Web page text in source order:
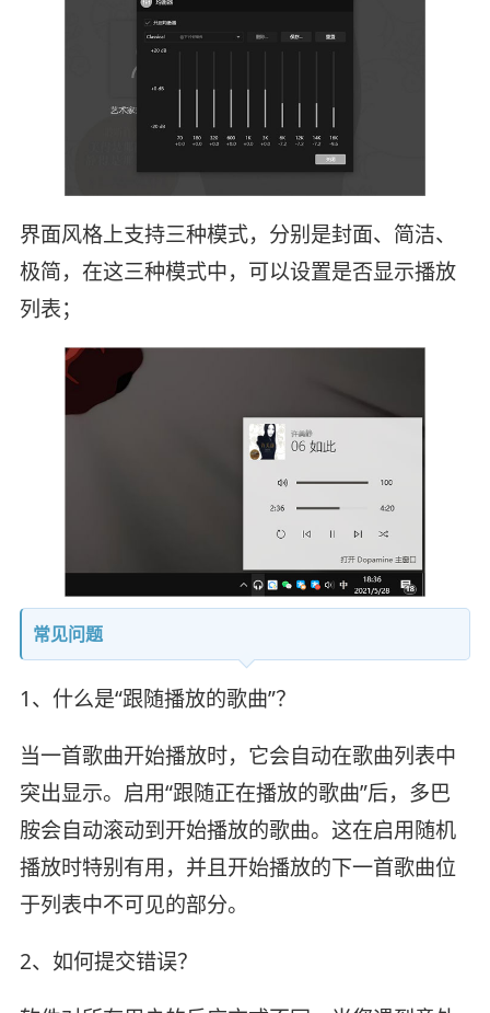
界面风格上支持三种模式，分别是封面、简洁、
极简，在这三种模式中，可以设置是否显示播放
列表；
常见问题
1、什么是“跟随播放的歌曲”？
当一首歌曲开始播放时，它会自动在歌曲列表中
突出显示。启用“跟随正在播放的歌曲”后，多巴
胺会自动滚动到开始播放的歌曲。这在启用随机
播放时特别有用，并且开始播放的下一首歌曲位
于列表中不可见的部分。
2、如何提交错误？